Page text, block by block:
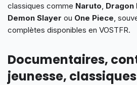
classiques comme Naruto Dragon
Demon Slayer ou One Piece ,
complètes disponibles en VOSTFR.
Documentaires,
jeunesse, classiques